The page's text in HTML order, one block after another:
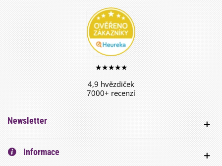
★★★★★
4,9 hvězdiček
7000+ recenzí
Newsletter
Informace